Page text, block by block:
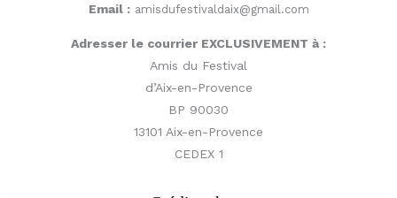
Email : amisdufestivaldaix@gmail.com
Adresser le courrier EXCLUSIVEMENT à :
Amis du Festival
d’Aix-en-Provence
BP 90030
13101 Aix-en-Provence
CEDEX 1